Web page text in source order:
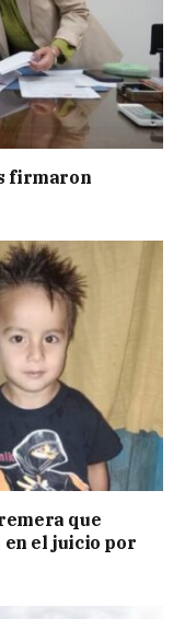
firmaron
que
en el juicio por